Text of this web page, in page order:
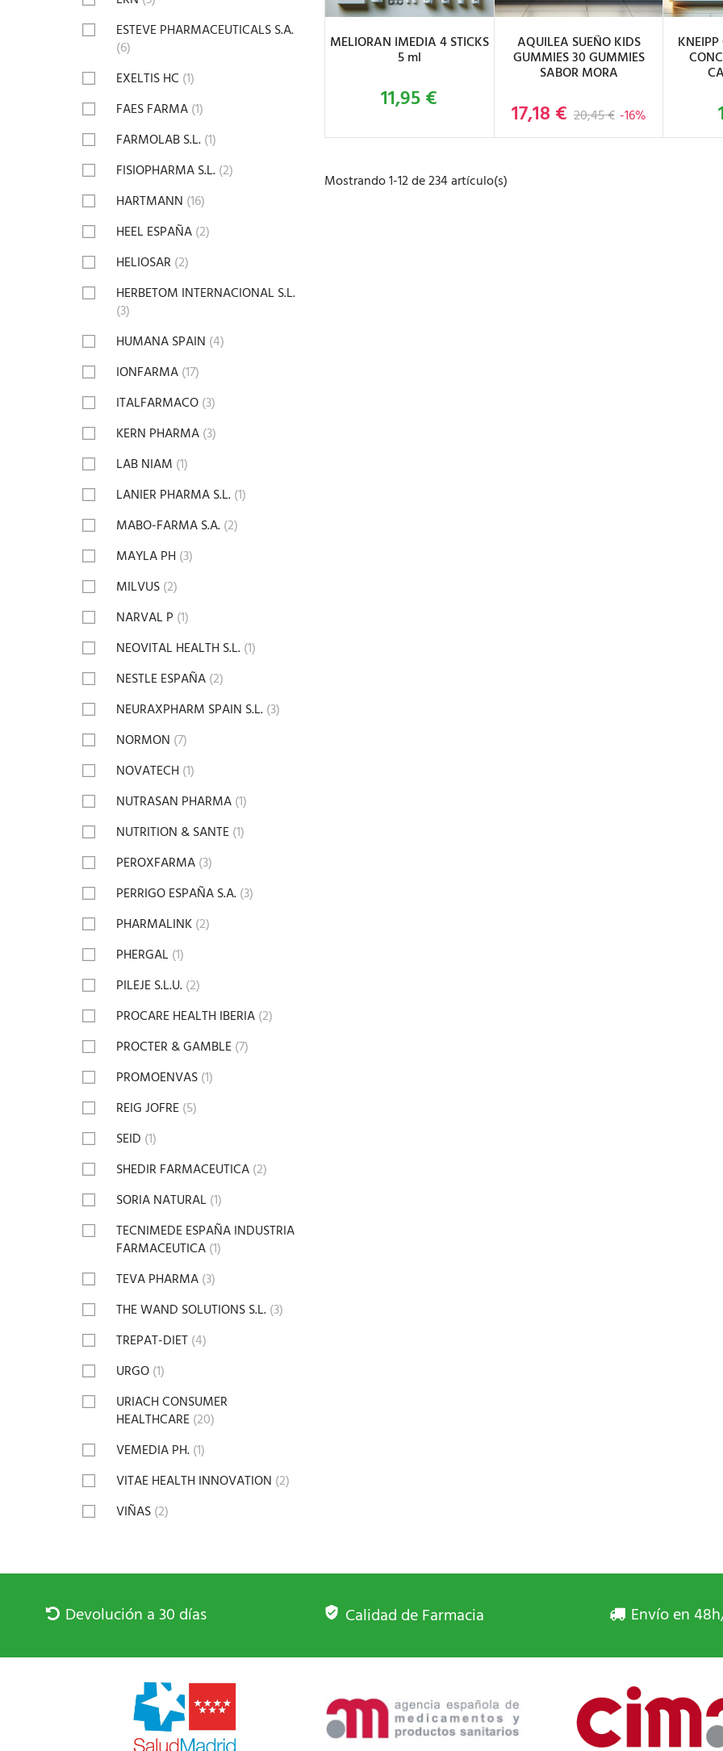
MELIORAN IMEDIA 4 STICKS
5 ml
Precio
11,95 €
AQUILEA SUEÑO KIDS
GUMMIES 30 GUMMIES
SABOR MORA
Precio base
20,45 € -16%
Precio
17,18 €
Mostrando 1-12 de 234 artículo(s)
ESTEVE PHARMACEUTICALS S.A.
(6)
EXELTIS HC (1)
FAES FARMA(1)
FARMOLAB S.L.(1)
FISIOPHARMA S.L.(2)
HARTMANN (16)
HEEL ESPAÑA(2)
HELIOSAR(2)
HERBETOM INTERNACIONAL S.L.
(3)
HUMANA SPAIN (4)
IONFARMA(17)
ITALFARMACO(3)
KERN PHARMA(3)
LAB NIAM (1)
LANIER PHARMA S.L.(1)
MABO-FARMA S.A.(2)
MAYLA PH (3)
MILVUS(2)
NARVAL P (1)
NEOVITAL HEALTH S.L.(1)
NESTLE ESPAÑA(2)
NEURAXPHARM SPAIN S.L.(3)
NORMON (7)
NOVATECH (1)
NUTRASAN PHARMA(1)
NUTRITION & SANTE(1)
PEROXFARMA(3)
PERRIGO ESPAÑA S.A.(3)
PHARMALINK(2)
PHERGAL(1)
PILEJE S.L.U.(2)
PROCARE HEALTH IBERIA(2)
PROCTER & GAMBLE(7)
PROMOENVAS(1)
REIG JOFRE(5)
SEID (1)
SHEDIR FARMACEUTICA(2)
SORIA NATURAL(1)
TECNIMEDE ESPAÑA INDUSTRIA
FARMACEUTICA(1)
TEVA PHARMA(3)
THE WAND SOLUTIONS S.L.(3)
TREPAT-DIET(4)
URGO(1)
URIACH CONSUMER
HEALTHCARE(20)
VEMEDIA PH.(1)
VITAE HEALTH INNOVATION (2)
VIÑAS(2)
Devolución a 30 días Calidad de Farmacia Envío en